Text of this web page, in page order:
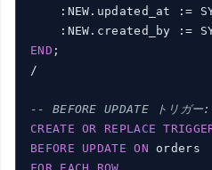
:NEW.updated_at :=
:NEW.created_by :=
END ;
/
-- BEFORE UPDATE トリガ
CREATE
OR REPLACE
BEFORE
UPDATE ON